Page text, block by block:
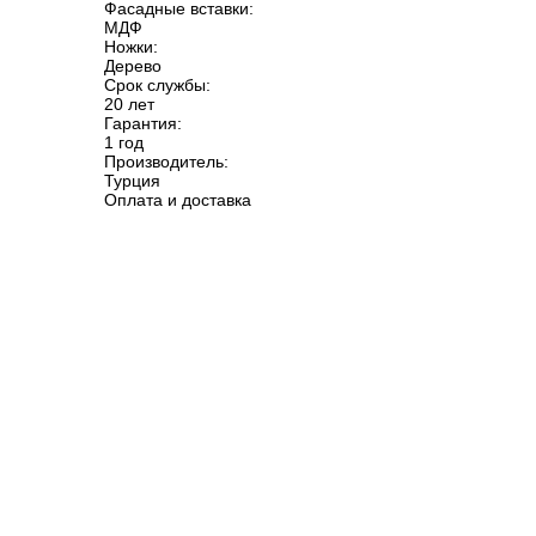
Фасадные вставки:
МДФ
Ножки:
Дерево
Срок службы:
20 лет
Гарантия:
1 год
Производитель:
Турция
Оплата и доставка